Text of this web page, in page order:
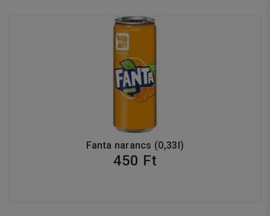
Fanta narancs (0,33l)
450 Ft